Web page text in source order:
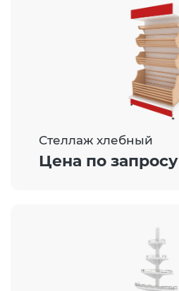
Стеллаж хлебный
Цена по запросу